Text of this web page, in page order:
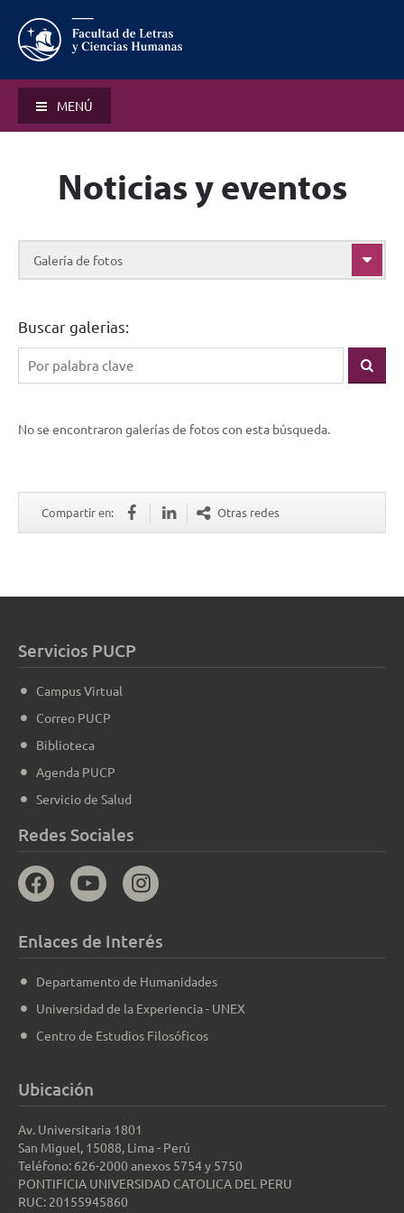
MENÚ
Noticias y eventos
Galería de fotos
Buscar galerias:
No se encontraron galerías de fotos con esta búsqueda.
Compartir en: Otras redes
Servicios PUCP
Campus Virtual
Correo PUCP
Biblioteca
Agenda PUCP
Servicio de Salud
Redes Sociales
Enlaces de Interés
Departamento de Humanidades
Universidad de la Experiencia - UNEX
Centro de Estudios Filosóficos
Ubicación
Av. Universitaria 1801
San Miguel, 15088, Lima - Perú
Teléfono: 626-2000 anexos 5754 y 5750
PONTIFICIA UNIVERSIDAD CATOLICA DEL PERU
RUC: 20155945860